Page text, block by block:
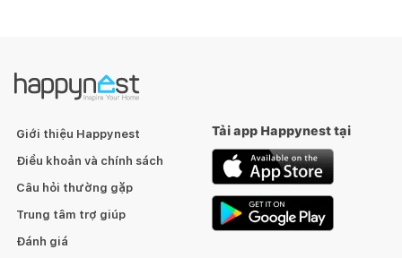
Giới thiệu Happynest
Điều khoản và chính sách
Câu hỏi thường gặp
Trung tâm trợ giúp
Đánh giá
Tải app Happynest tại